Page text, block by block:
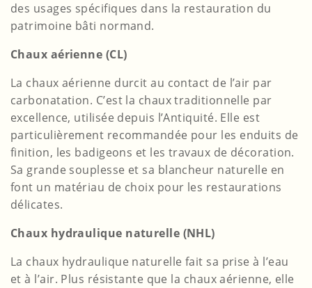
des usages spécifiques dans la restauration du
patrimoine bâti normand.
Chaux aérienne (CL)
La chaux aérienne durcit au contact de l’air par
carbonatation. C’est la chaux traditionnelle par
excellence, utilisée depuis l’Antiquité. Elle est
particulièrement recommandée pour les enduits de
finition, les badigeons et les travaux de décoration.
Sa grande souplesse et sa blancheur naturelle en
font un matériau de choix pour les restaurations
délicates.
Chaux hydraulique naturelle (NHL)
La chaux hydraulique naturelle fait sa prise à l’eau
et à l’air. Plus résistante que la chaux aérienne, elle